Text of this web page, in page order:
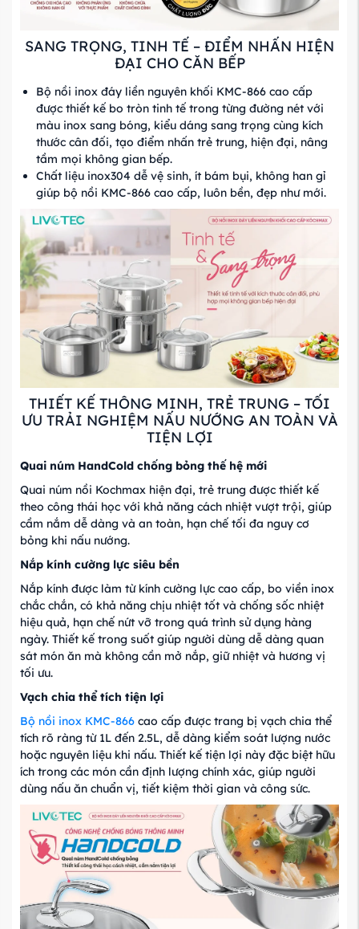
SANG TRỌNG, TINH TẾ – ĐIỂM NHẤN HIỆN
ĐẠI CHO CĂN BẾP
Bộ nồi inox đáy liền nguyên khối KMC-866 cao cấp
được thiết kế bo tròn tinh tế trong từng đường nét với
màu inox sang bóng, kiểu dáng sang trọng cùng kích
thước cân đối, tạo điểm nhấn trẻ trung, hiện đại, nâng
tầm mọi không gian bếp.
Chất liệu inox304 dễ vệ sinh, ít bám bụi, không han gỉ
giúp bộ nồi KMC-866 cao cấp, luôn bền, đẹp như mới.
THIẾT KẾ THÔNG MINH, TRẺ TRUNG – TỐI
ƯU TRẢI NGHIỆM NẤU NƯỚNG AN TOÀN VÀ
TIỆN LỢI
Quai núm HandCold chống bỏng thế hệ mới
Quai núm nồi Kochmax hiện đại, trẻ trung được thiết kế
theo công thái học với khả năng cách nhiệt vượt trội, giúp
cầm nắm dễ dàng và an toàn, hạn chế tối đa nguy cơ
bỏng khi nấu nướng.
Nắp kính cường lực siêu bền
Nắp kính được làm từ kính cường lực cao cấp, bo viền inox
chắc chắn, có khả năng chịu nhiệt tốt và chống sốc nhiệt
hiệu quả, hạn chế nứt vỡ trong quá trình sử dụng hàng
ngày. Thiết kế trong suốt giúp người dùng dễ dàng quan
sát món ăn mà không cần mở nắp, giữ nhiệt và hương vị
tối ưu.
Vạch chia thể tích tiện lợi
Bộ nồi inox KMC-866 cao cấp được trang bị vạch chia thể
tích rõ ràng từ 1L đến 2.5L, dễ dàng kiểm soát lượng nước
hoặc nguyên liệu khi nấu. Thiết kế tiện lợi này đặc biệt hữu
ích trong các món cần định lượng chính xác, giúp người
dùng nấu ăn chuẩn vị, tiết kiệm thời gian và công sức.